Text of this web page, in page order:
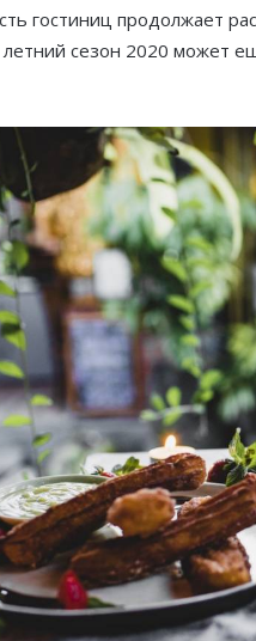
гостиниц продолжает
сезон 2020 может